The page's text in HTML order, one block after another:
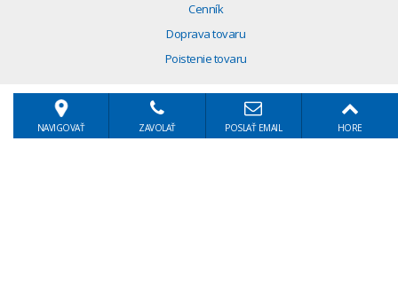
Cenník
Doprava tovaru
Poistenie tovaru
NAVIGOVAŤ ZAVOLAŤ POSLAŤ EMAIL HORE